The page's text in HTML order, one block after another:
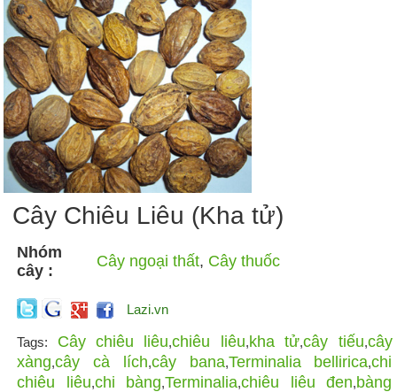
Cây Chiêu Liêu (Kha tử)
Nhóm
cây :
Cây ngoại thất, Cây thuốc
Lazi.vn
Tags: Cây chiêu liêu,chiêu liêu,kha tử,cây tiếu,cây
xàng,cây cà lích,cây bana,Terminalia bellirica,chi
chiêu liêu,chi bàng,Terminalia,chiêu liêu đen,bàng